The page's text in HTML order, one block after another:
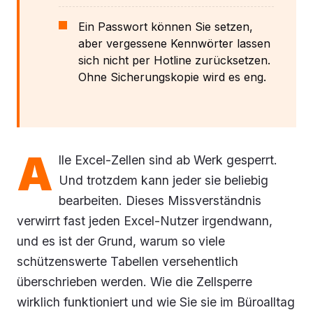
Ein Passwort können Sie setzen,
aber vergessene Kennwörter lassen
sich nicht per Hotline zurücksetzen.
Ohne Sicherungskopie wird es eng.
A lle Excel-Zellen sind ab Werk gesperrt.
Und trotzdem kann jeder sie beliebig
bearbeiten. Dieses Missverständnis
verwirrt fast jeden Excel-Nutzer irgendwann,
und es ist der Grund, warum so viele
schützenswerte Tabellen versehentlich
überschrieben werden. Wie die Zellsperre
wirklich funktioniert und wie Sie sie im Büroalltag